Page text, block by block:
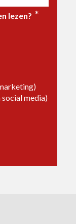
lezen? *
media)